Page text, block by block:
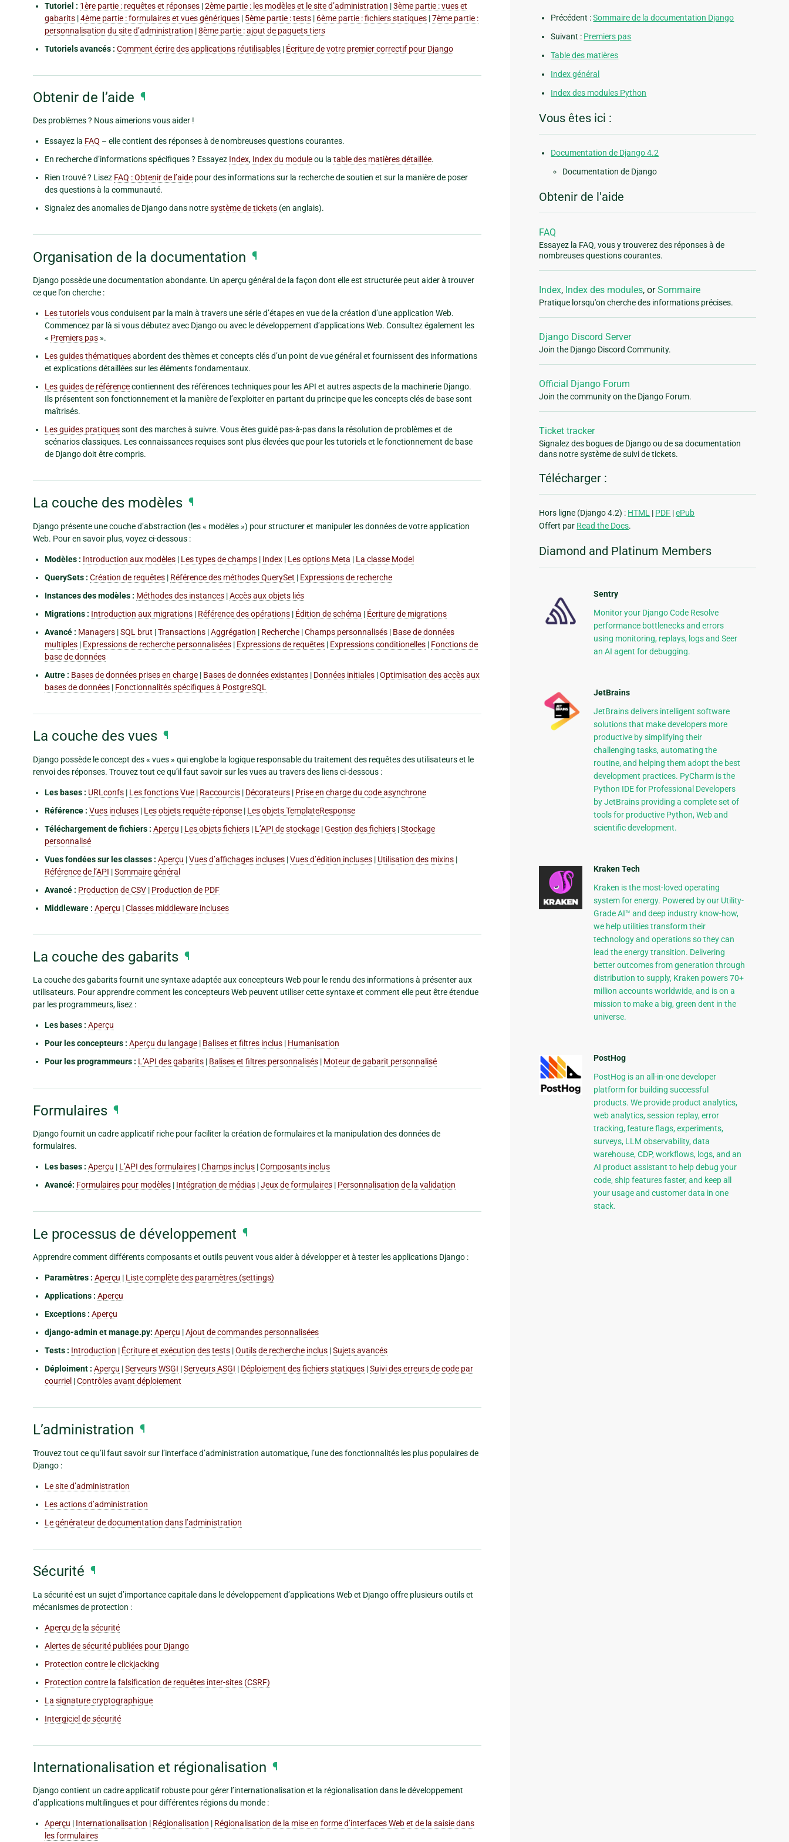
Tutoriel : 1ère partie : requêtes et réponses |2ème partie : les modèles et le site d’administration |3ème partie : vues et
gabarits |4ème partie : formulaires et vues génériques | 5ème partie : tests | 6ème partie : fichiers statiques |7ème partie :
personnalisation du site d’administration |8ème partie : ajout de paquets tiers
Tutoriels avancés : Comment écrire des applications réutilisables | Écriture de votre premier correctif pour Django
Obtenir de l’aide ¶
Des problèmes ? Nous aimerions vous aider !
Essayez la FAQ – elle contient des réponses à de nombreuses questions courantes.
En recherche d’informations spécifiques ? Essayez Index, Index du moduleou la table des matières détaillée.
Rien trouvé ? Lisez FAQ : Obtenir de l’aide pour des informations sur la recherche de soutien et sur la manière de poser
des questions à la communauté.
Signalez des anomalies de Django dans notresystème de tickets (en anglais).
Organisation de la documentation ¶
Django possède une documentation abondante. Un aperçu général de la façon dont elle est structurée peut aider à trouver
ce que l’on cherche :
Les tutorielsvous conduisent par la main à travers une série d’étapes en vue de la création d’une application Web.
Commencez par là si vous débutez avec Django ou avec le développement d’applications Web. Consultez également les
« Premiers pas ».
Les guides thématiquesabordent des thèmes et concepts clés d’un point de vue général et fournissent des informations
et explications détaillées sur les éléments fondamentaux.
Les guides de référencecontiennent des références techniques pour les API et autres aspects de la machinerie Django.
Ils présentent son fonctionnement et la manière de l’exploiter en partant du principe que les concepts clés de base sont
maîtrisés.
Les guides pratiquessont des marches à suivre. Vous êtes guidé pas-à-pas dans la résolution de problèmes et de
scénarios classiques. Les connaissances requises sont plus élevées que pour les tutoriels et le fonctionnement de base
de Django doit être compris.
La couche des modèles ¶
Django présente une couche d’abstraction (les « modèles ») pour structurer et manipuler les données de votre application
Web. Pour en savoir plus, voyez ci-dessous :
Modèles : Introduction aux modèles | Les types de champs | Index | Les options Meta | La classe Model
QuerySets : Création de requêtes | Référence des méthodes QuerySet | Expressions de recherche
Instances des modèles : Méthodes des instances |Accès aux objets liés
Migrations : Introduction aux migrations | Référence des opérations | Édition de schéma | Écriture de migrations
Avancé : Managers |SQL brut |Transactions |Aggrégation | Recherche |Champs personnalisés | Base de données
multiples | Expressions de recherche personnalisées | Expressions de requêtes | Expressions conditionelles | Fonctions de
base de données
Autre : Bases de données prises en charge | Bases de données existantes | Données initiales |Optimisation des accès aux
bases de données | Fonctionnalités spécifiques à PostgreSQL
La couche des vues ¶
Django possède le concept des « vues » qui englobe la logique responsable du traitement des requêtes des utilisateurs et le
renvoi des réponses. Trouvez tout ce qu’il faut savoir sur les vues au travers des liens ci-dessous :
Les bases : URLconfs | Les fonctions Vue | Raccourcis | Décorateurs | Prise en charge du code asynchrone
Référence : Vues incluses | Les objets requête-réponse | Les objets TemplateResponse
Téléchargement de fichiers : Aperçu | Les objets fichiers | L’API de stockage |Gestion des fichiers |Stockage
personnalisé
Vues fondées sur les classes : Aperçu |Vues d’affichages incluses |Vues d’édition incluses | Utilisation des mixins |
Référence de l’API |Sommaire général
Avancé : Production de CSV | Production de PDF
Middleware : Aperçu |Classes middleware incluses
La couche des gabarits ¶
La couche des gabarits fournit une syntaxe adaptée aux concepteurs Web pour le rendu des informations à présenter aux
utilisateurs. Pour apprendre comment les concepteurs Web peuvent utiliser cette syntaxe et comment elle peut être étendue
par les programmeurs, lisez :
Les bases : Aperçu
Pour les concepteurs : Aperçu du langage | Balises et filtres inclus | Humanisation
Pour les programmeurs : L’API des gabarits | Balises et filtres personnalisés | Moteur de gabarit personnalisé
Formulaires ¶
Django fournit un cadre applicatif riche pour faciliter la création de formulaires et la manipulation des données de
formulaires.
Les bases : Aperçu | L’API des formulaires |Champs inclus |Composants inclus
Avancé: Formulaires pour modèles | Intégration de médias |Jeux de formulaires | Personnalisation de la validation
Le processus de développement ¶
Apprendre comment différents composants et outils peuvent vous aider à développer et à tester les applications Django :
Paramètres : Aperçu | Liste complète des paramètres (settings)
Applications : Aperçu
Exceptions : Aperçu
django-admin et manage.py: Aperçu |Ajout de commandes personnalisées
Tests : Introduction | Écriture et exécution des tests |Outils de recherche inclus |Sujets avancés
Déploiment : Aperçu |Serveurs WSGI |Serveurs ASGI | Déploiement des fichiers statiques |Suivi des erreurs de code par
courriel |Contrôles avant déploiement
L’administration ¶
Trouvez tout ce qu’il faut savoir sur l’interface d’administration automatique, l’une des fonctionnalités les plus populaires de
Django :
Le site d’administration
Les actions d’administration
Le générateur de documentation dans l’administration
Sécurité ¶
La sécurité est un sujet d’importance capitale dans le développement d’applications Web et Django offre plusieurs outils et
mécanismes de protection :
Aperçu de la sécurité
Alertes de sécurité publiées pour Django
Protection contre le clickjacking
Protection contre la falsification de requêtes inter-sites (CSRF)
La signature cryptographique
Intergiciel de sécurité
Internationalisation et régionalisation ¶
Django contient un cadre applicatif robuste pour gérer l’internationalisation et la régionalisation dans le développement
d’applications multilingues et pour différentes régions du monde :
Aperçu | Internationalisation | Régionalisation | Régionalisation de la mise en forme d’interfaces Web et de la saisie dans
les formulaires
Précédent :Sommaire de la documentation Django
Suivant : Premiers pas
Table des matières
Index général
Index des modules Python
Vous êtes ici :
Documentation de Django 4.2
Documentation de Django
Obtenir de l'aide
FAQ
Essayez la FAQ, vous y trouverez des réponses à de
nombreuses questions courantes.
Index, Index des modules, orSommaire
Pratique lorsqu'on cherche des informations précises.
Django Discord Server
Join the Django Discord Community.
Official Django Forum
Join the community on the Django Forum.
Ticket tracker
Signalez des bogues de Django ou de sa documentation
dans notre système de suivi de tickets.
Télécharger :
Hors ligne (Django 4.2) : HTML | PDF |ePub
Offert par Read the Docs.
Diamond and Platinum Members
Sentry
Monitor your Django Code Resolve
performance bottlenecks and errors
using monitoring, replays, logs and Seer
an AI agent for debugging.
JetBrains
JetBrains delivers intelligent software
solutions that make developers more
productive by simplifying their
challenging tasks, automating the
routine, and helping them adopt the best
development practices. PyCharm is the
Python IDE for Professional Developers
by JetBrains providing a complete set of
tools for productive Python, Web and
scientific development.
Kraken Tech
Kraken is the most-loved operating
system for energy. Powered by our Utility-
Grade AI™ and deep industry know-how,
we help utilities transform their
technology and operations so they can
lead the energy transition. Delivering
better outcomes from generation through
distribution to supply, Kraken powers 70+
million accounts worldwide, and is on a
mission to make a big, green dent in the
universe.
PostHog
PostHog is an all-in-one developer
platform for building successful
products. We provide product analytics,
web analytics, session replay, error
tracking, feature flags, experiments,
surveys, LLM observability, data
warehouse, CDP, workflows, logs, and an
AI product assistant to help debug your
code, ship features faster, and keep all
your usage and customer data in one
stack.